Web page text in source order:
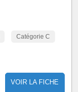
Catégorie C
VOIR LA FICHE